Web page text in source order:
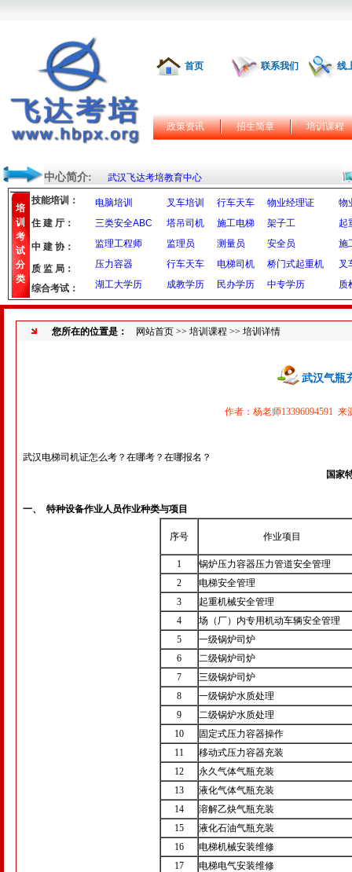
首页 联系我们 线
政策资讯 招生简章 培训课程
中心简介: 武汉飞达考培教育中心
培
训
考
试
分
类
技能培训： 电脑培训 叉车培训 行车天车 物业经理证
物
三类安全ABC
塔吊司机 施工电梯 架子工
起
监理工程师
监理员 测量员 安全员
施
压力容器
行车天车 电梯司机 桥门式起重机
叉
湖工大学历
成教学历 民办学历 中专学历 质
住 建 厅：
中 建 协：
质 监 局：
综合考试：
您所在的位置是： 网站首页 >> 培训课程 >> 培训详情
武汉气瓶
作者：杨老师13396094591 来
武汉电梯司机证怎么考？在哪考？在哪报名？
国家
一、 特种设备作业人员作业种类与项目
序号 作业项目
1
锅炉压力容器压力管道安全管理
2
电梯安全管理
3
起重机械安全管理
4
场（厂）内专用机动车辆安全管理
5
一级锅炉司炉
6
二级锅炉司炉
7
三级锅炉司炉
8
一级锅炉水质处理
9
二级锅炉水质处理
10
固定式压力容器操作
11
移动式压力容器充装
12
永久气体气瓶充装
13
液化气体气瓶充装
14
溶解乙炔气瓶充装
15
液化石油气瓶充装
16
电梯机械安装维修
17
电梯电气安装维修